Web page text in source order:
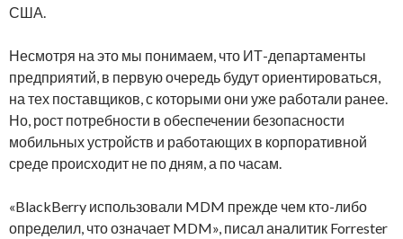
США.
Несмотря на это мы понимаем, что ИТ-департаменты
предприятий, в первую очередь будут ориентироваться,
на тех поставщиков, с которыми они уже работали ранее.
Но, рост потребности в обеспечении безопасности
мобильных устройств и работающих в корпоративной
среде происходит не по дням, а по часам.
«BlackBerry использовали MDM прежде чем кто-либо
определил, что означает MDM», писал аналитик Forrester